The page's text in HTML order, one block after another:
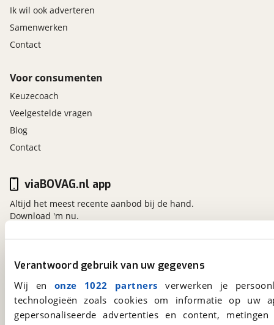
Verantwoord gebruik van uw gegevens
Wij en onze 1022 partners verwerken je
technologieën zoals cookies om informatie op
gepersonaliseerde advertenties en content,
Ik wil ook adverteren
Samenwerken
Contact
Voor consumenten
Keuzecoach
Veelgestelde vragen
Blog
Contact
viaBOVAG.nl
Kosterijland15
3981 AJ
Bunnik
Een initiatief van
BOVAG
viaBOVAG.nl app
Altijd het meest recente aanbod bij de hand.
Download 'm nu.